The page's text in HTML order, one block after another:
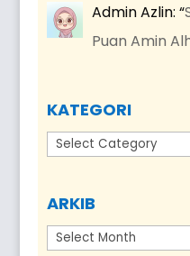
Admin Azlin: “
Puan Amin
KATEGORI
Kategori
ARKIB
Arkib